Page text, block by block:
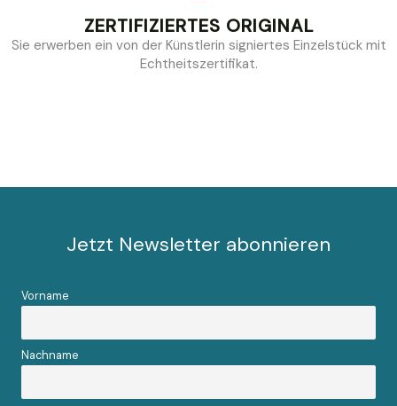
ZERTIFIZIERTES ORIGINAL
Sie erwerben ein von der Künstlerin signiertes Einzelstück mit
Echtheitszertifikat.
Jetzt Newsletter abonnieren
Vorname
Nachname